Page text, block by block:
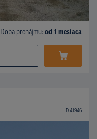
Doba prenájmu: od 1 mesiaca
ID 41946